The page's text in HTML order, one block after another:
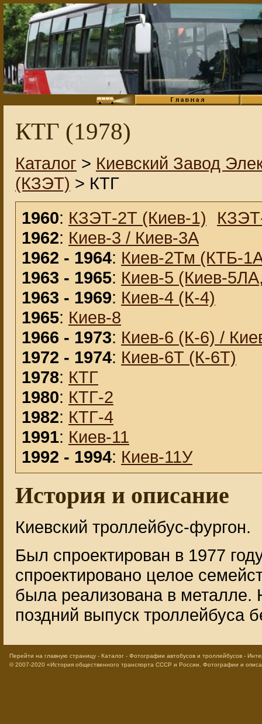
КТГ (1978)
Каталог > Киевский Завод
(КЗЭТ) > КТГ
1960: КЗЭТ-2Т (Киев-1)
1962: Киев-3 / Киев-3А
1962 - 1964: Киев-2Тм (КТБ-
1963 - 1965: Киев-5 (Киев-
1963 - 1969: Киев-4 (К-4)
1965: Киев-8
1966 - 1973: Киев-6 (К-6) /
1972 - 1974: Киев-6Т (К-6Т)
1978: КТГ
1980: КТГ-2
1982: КТГ-4
1991: Киев-11
1992 - 1994: Киев-11У
История и описание
Киевский троллейбус-фургон.
Был спроектирован в 1977
спроектировано целое
была реализована в
поздний выпуск троллейбуса
Перейти на главную страницу - Каталог - Фотографии автобусов и троллейбусов -
© 2007-2020 «История общественного транспорта СССР и России. Фотографии и